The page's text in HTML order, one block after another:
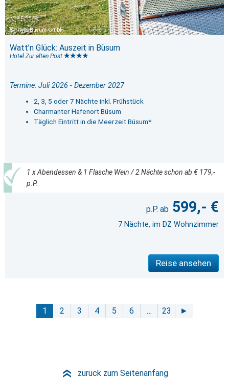
TMS Büsum GmbH
Watt’n Glück: Auszeit in Büsum
Hotel Zur alten Post
Termine: Juli 2026 - Dezember 2027
2, 3, 5 oder 7 Nächte inkl. Frühstück
Charmanter Hafenort Büsum
Täglich Eintritt in die Meerzeit Büsum*
1 x Abendessen & 1 Flasche Wein / 2 Nächte schon ab € 179,-
p.P.
599,- €
7 Nächte, im DZ Wohnzimmer
Reise ansehen
1 2 3 4 5 6 … 23 ►
» zurück zum Seitenanfang